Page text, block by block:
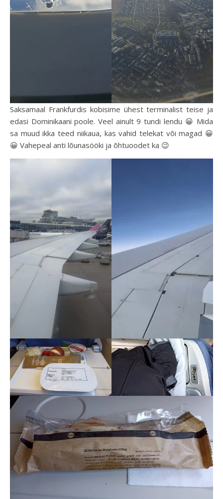
Saksamaal Frankfurdis kobisime ühest terminalist teise ja
edasi Dominikaani poole. Veel ainult 9 tundi lendu 😀 Mida
sa muud ikka teed niikaua, kas vahid telekat või magad 😀
😀 Vahepeal anti lõunasööki ja õhtuoodet ka 😉